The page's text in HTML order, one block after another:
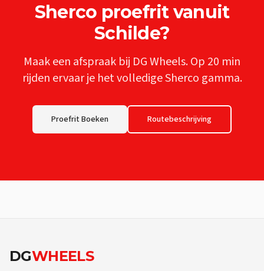
Sherco proefrit vanuit
Schilde?
Maak een afspraak bij DG Wheels. Op 20 min
rijden ervaar je het volledigeSherco gamma.
Proefrit Boeken Routebeschrijving
DGWHEELS